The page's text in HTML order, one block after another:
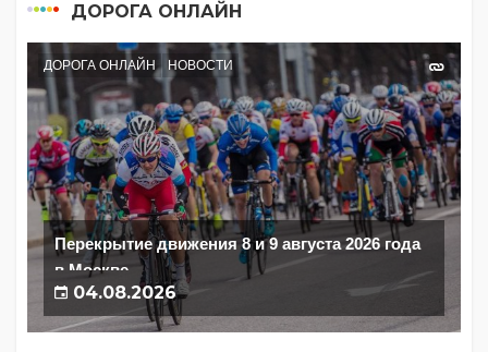
ДОРОГА ОНЛАЙН
ДОРОГА ОНЛАЙН НОВОСТИ
Перекрытие движения 8 и 9 августа 2026 года
в Москве
04.08.2026